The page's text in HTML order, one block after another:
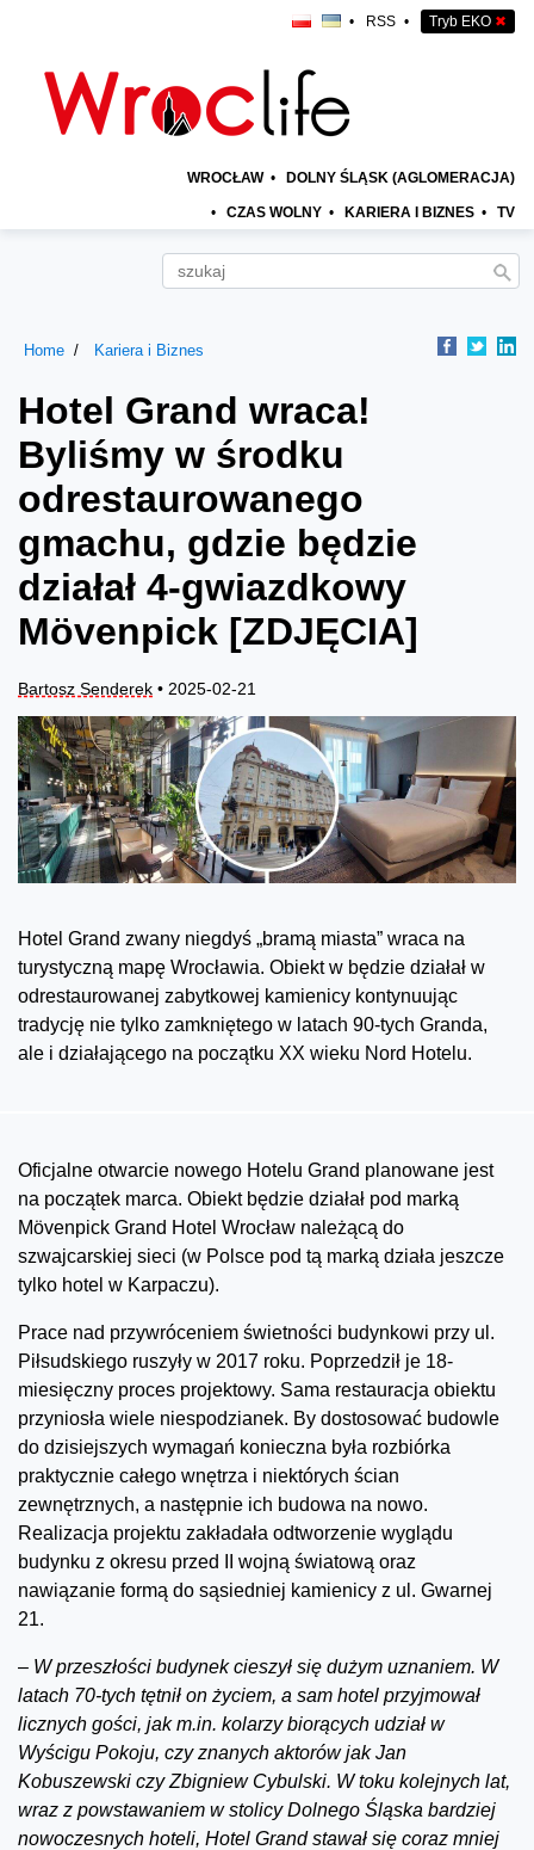
• RSS • Tryb EKO ✖
WROCŁAW • DOLNY ŚLĄSK (AGLOMERACJA)
• CZAS WOLNY • KARIERA I BIZNES • TV
Home Kariera i Biznes
Hotel Grand wraca!
Byliśmy w środku
odrestaurowanego
gmachu, gdzie będzie
działał 4-gwiazdkowy
Mövenpick [ZDJĘCIA]
Bartosz Senderek • 2025-02-21
Hotel Grand zwany niegdyś „bramą miasta” wraca na
turystyczną mapę Wrocławia. Obiekt w będzie działał w
odrestaurowanej zabytkowej kamienicy kontynuując
tradycję nie tylko zamkniętego w latach 90-tych Granda,
ale i działającego na początku XX wieku Nord Hotelu.
Oficjalne otwarcie nowego Hotelu Grand planowane jest
na początek marca. Obiekt będzie działał pod marką
Mövenpick Grand Hotel Wrocław należącą do
szwajcarskiej sieci (w Polsce pod tą marką działa jeszcze
tylko hotel w Karpaczu).
Prace nad przywróceniem świetności budynkowi przy ul.
Piłsudskiego ruszyły w 2017 roku. Poprzedził je 18-
miesięczny proces projektowy. Sama restauracja obiektu
przyniosła wiele niespodzianek. By dostosować budowle
do dzisiejszych wymagań konieczna była rozbiórka
praktycznie całego wnętrza i niektórych ścian
zewnętrznych, a następnie ich budowa na nowo.
Realizacja projektu zakładała odtworzenie wyglądu
budynku z okresu przed II wojną światową oraz
nawiązanie formą do sąsiedniej kamienicy z ul. Gwarnej
21.
– W przeszłości budynek cieszył się dużym uznaniem. W
latach 70-tych tętnił on życiem, a sam hotel przyjmował
licznych gości, jak m.in. kolarzy biorących udział w
Wyścigu Pokoju, czy znanych aktorów jak Jan
Kobuszewski czy Zbigniew Cybulski. W toku kolejnych lat,
wraz z powstawaniem w stolicy Dolnego Śląska bardziej
nowoczesnych hoteli, Hotel Grand stawał się coraz mniej